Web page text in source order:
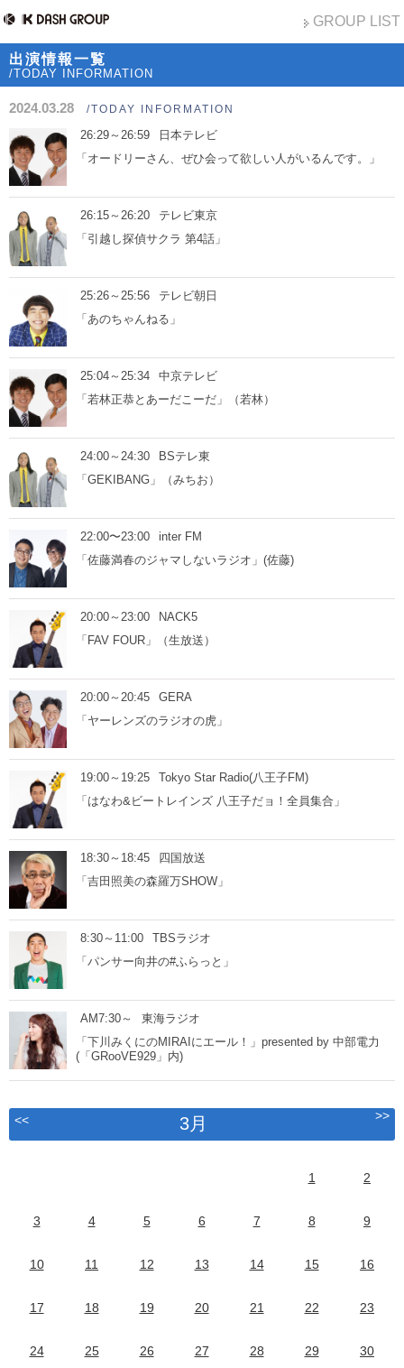
GROUP LIST
出演情報一覧
/TODAY INFORMATION
2024.03.28 /TODAY INFORMATION
26:29～26:59
日本テレビ
「オードリーさん、ぜひ会って欲しい人がいるんです。」
26:15～26:20
テレビ東京
「引越し探偵サクラ 第4話」
25:26～25:56
テレビ朝日
「あのちゃんねる」
25:04～25:34
中京テレビ
「若林正恭とあーだこーだ」（若林）
24:00～24:30
BSテレ東
「GEKIBANG」（みちお）
22:00〜23:00
inter FM
「佐藤満春のジャマしないラジオ」(佐藤)
20:00～23:00
NACK5
「FAV FOUR」（生放送）
20:00～20:45
GERA
「ヤーレンズのラジオの虎」
19:00～19:25
Tokyo Star Radio(八王子FM)
「はなわ&ビートレインズ 八王子だョ！全員集合」
18:30～18:45
四国放送
「吉田照美の森羅万SHOW」
8:30～11:00
TBSラジオ
「パンサー向井の#ふらっと」
AM7:30～
東海ラジオ
「下川みくにのMIRAIにエール！」presented by 中部電力
(「GRooVE929」内)
<< 3月 >>
1 2
3 4 5 6 7 8 9
10 11 12 13 14 15 16
17 18 19 20 21 22 23
24 25 26 27 28 29 30